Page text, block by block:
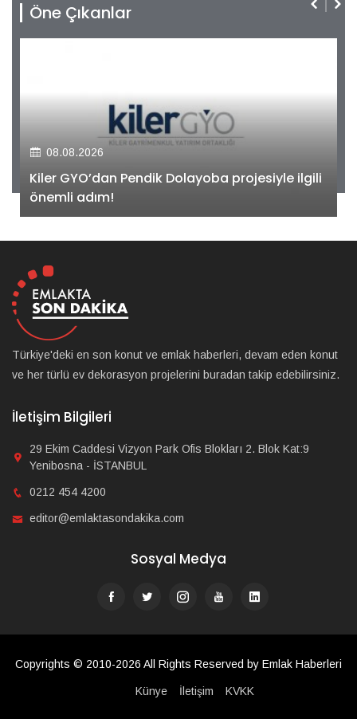
Öne Çıkanlar
08.08.2026
Kiler GYO’dan Pendik Dolayoba projesiyle ilgili
önemli adım!
Türkiye'deki en son konut ve emlak haberleri, devam eden konut
ve her türlü ev dekorasyon projelerini buradan takip edebilirsiniz.
İletişim Bilgileri
29 Ekim Caddesi Vizyon Park Ofis Blokları 2. Blok Kat:9
Yenibosna - İSTANBUL
0212 454 4200
editor@emlaktasondakika.com
Sosyal Medya
Copyrights © 2010-2026 All Rights Reserved by Emlak Haberleri
Künye İletişim KVKK